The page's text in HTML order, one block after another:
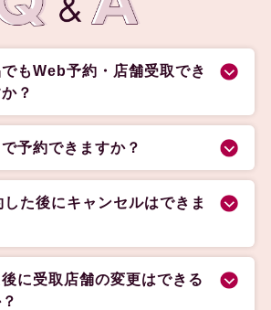
もWeb予約・店舗受取でき
？
予約できますか？
た後にキャンセルはできま
に受取店舗の変更はできる